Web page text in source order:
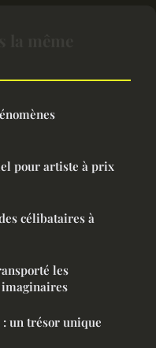
pour artiste à prix
célibataires à
les
imaginaires
un trésor unique